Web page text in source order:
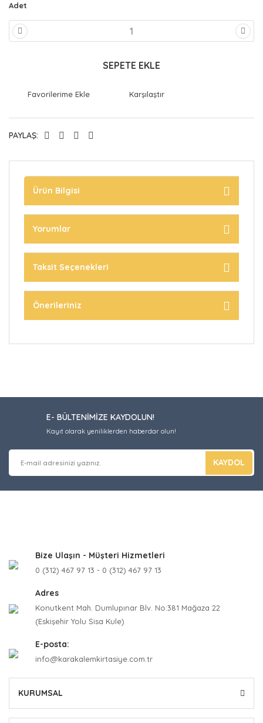
Adet
SEPETE EKLE
Karşılaştır
PAYLAŞ:
Ürün Bilgisi
Yorumlar
Taksit Seçenekleri
Önerileriniz
E- BÜLTENİMİZE KAYDOLUN!
Kayıt olarak yeniliklerden haberdar olun!
KAYDOL
Bize Ulaşın - Müşteri Hizmetleri
0 (312) 467 97 13 - 0 (312) 467 97 13
Adres
Konutkent Mah. Dumlupınar Blv. No:381 Mağaza 22
(Eskişehir Yolu Sisa Kule)
E-posta:
info@karakalemkirtasiye.com.tr
KURUMSAL